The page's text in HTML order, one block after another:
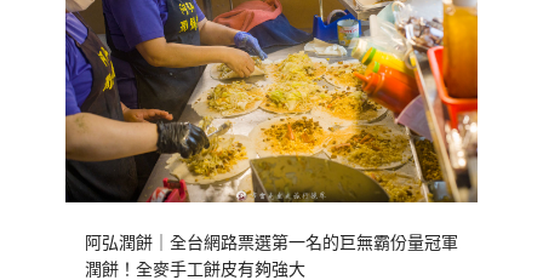
阿弘潤餅｜全台網路票選第一名的巨無霸份量冠軍
潤餅！全麥手工餅皮有夠強大